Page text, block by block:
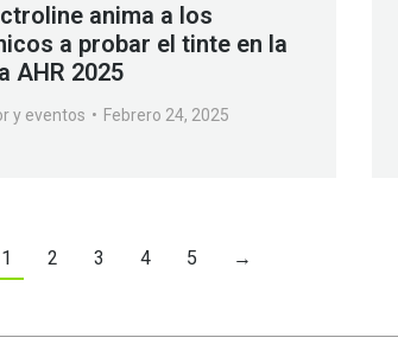
anima a los
a probar el tinte en la
AHR 2025
y eventos Febrero 24, 2025
1 2 3 4 5 →